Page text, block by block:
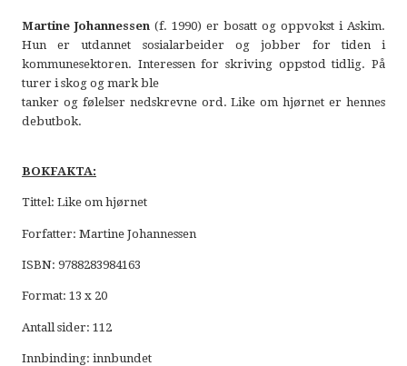
Martine Johannessen (f. 1990) er bosatt og oppvokst i Askim.
Hun er utdannet sosialarbeider og jobber for tiden i
kommunesektoren. Interessen for skriving oppstod tidlig. På
turer i skog og mark ble
tanker og følelser nedskrevne ord. Like om hjørnet er hennes
debutbok.
BOKFAKTA:
Tittel: Like om hjørnet
Forfatter: Martine Johannessen
ISBN: 9788283984163
Format: 13 x 20
Antall sider: 112
Innbinding: innbundet